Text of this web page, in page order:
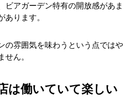
ビアガーデン特有の開放感があま
あります。
の雰囲気を味わうという点ではや
ん。
は働いていて楽しい